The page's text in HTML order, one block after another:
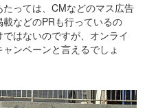
っては、CMなどのマス広告
などのPRも行っているの
はないのですが、オンライ
ンペーンと言えるでしょ